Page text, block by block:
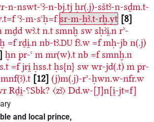
n-nswt-ꜥꜣ-n-bj.tj ḥr(.j)-sštꜣ-n-sḏm.t-
ꜥꜣ-m-sꜥḥ=f sr-m-ḥꜣ.t-rḫ.yt 8
mḏd wꜣ.t n.t smnḫ sw sḥꜣi̯.n rʾ-
=f rḏi̯.n nb-tꜣ.DU fꜣ.w =f mḥ-jb n(.j)
ḫn pr-ꜥ m mr(w).t nb =f smnḫ.n
s.t =f jri̯ ḥss.t ḥs{n} sw wr-jd(.t) m pr-
12 (j)m(.j)-rʾ-ḥwn.w-nfr.w
Rḏi̯-⸮Sbk? 〈zꜣ〉 Dd.w-[J]n[i̯-jt=f]
and local prince,